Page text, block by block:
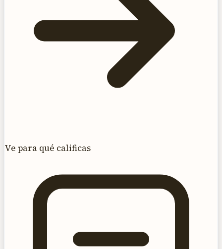
Ve para qué calificas